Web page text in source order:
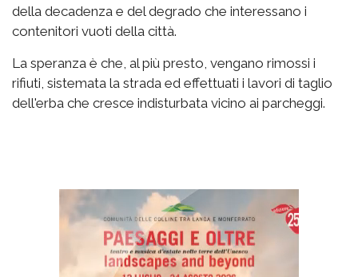
della decadenza e del degrado che interessano i
contenitori vuoti della città.
La speranza è che, al più presto, vengano rimossi i
rifiuti, sistemata la strada ed effettuati i lavori di taglio
dell'erba che cresce indisturbata vicino ai parcheggi.